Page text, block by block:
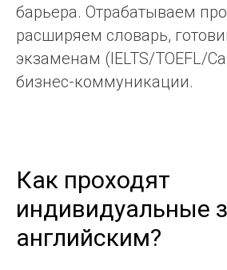
барьера. Отрабатываем
расширяем словарь,
экзаменам (IELTS/TOEFL/
бизнес-коммуникации.
Как проходят
индивидуальные
английским?